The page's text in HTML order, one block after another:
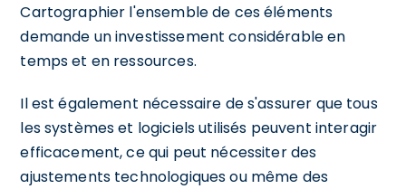
Cartographier l'ensemble de ces éléments
demande un investissement considérable en
temps et en ressources.
Il est également nécessaire de s'assurer que tous
les systèmes et logiciels utilisés peuvent interagir
efficacement, ce qui peut nécessiter des
ajustements technologiques ou même des